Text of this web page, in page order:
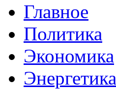
Главное
Политика
Экономика
Энергетика